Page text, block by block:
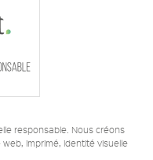
responsable. Nous créons
imprimé, identité visuelle